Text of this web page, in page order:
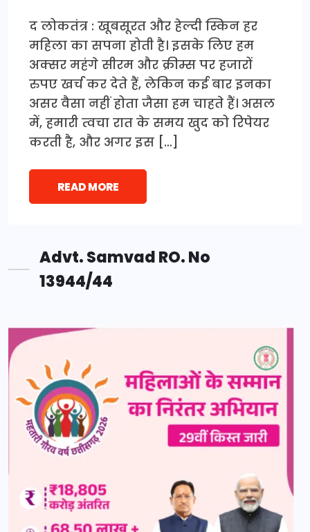
द लोकतंत्र : खूबसूरत और हेल्दी स्किन हर
महिला का सपना होती है। इसके लिए हम
अक्सर महंगे सीरम और क्रीम्स पर हजारों
रुपए खर्च कर देते हैं, लेकिन कई बार इनका
असर वैसा नहीं होता जैसा हम चाहते हैं। असल
में, हमारी त्वचा रात के समय खुद को रिपेयर
करती है, और अगर इस […]
READ MORE
Advt. Samvad RO. No
13944/44